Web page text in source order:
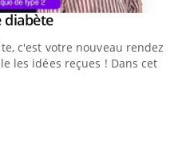
diabèteYoutube
c'est votre nouveau rendez-
les idées reçues ! Dans cet